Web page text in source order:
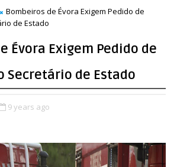
Bombeiros de Évora Exigem Pedido de
de Estado
Évora Exigem Pedido de
Secretário de Estado
9 years ago